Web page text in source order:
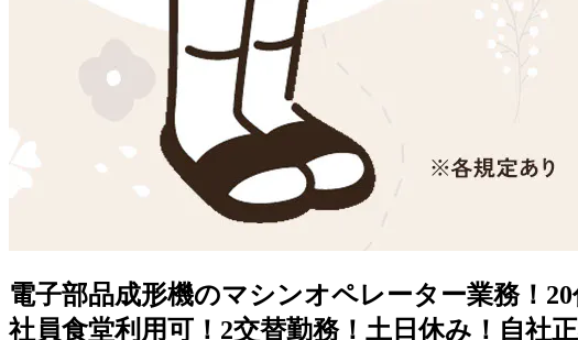
電子部品成形機のマシンオペレーター業務！
社員食堂利用可！2交替勤務！土日休み！自社